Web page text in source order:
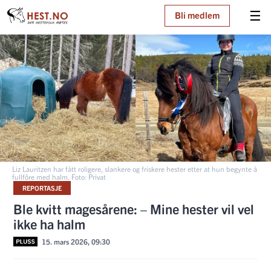
☰
Bli medlem
Liz Lauritzen har fått roligere, slankere og friskere hester etter at hun begynte å
fullfôre med halm. Foto: Privat
REPORTASJE
Ble kvitt magesårene: – Mine hester vil vel
ikke ha halm
15. mars 2026, 09:30